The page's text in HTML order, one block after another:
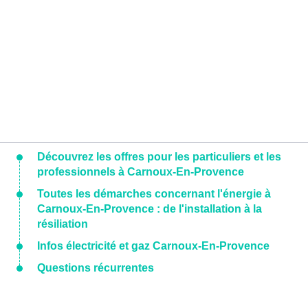
Découvrez les offres pour les particuliers et les
professionnels à Carnoux-En-Provence
Toutes les démarches concernant l'énergie à
Carnoux-En-Provence : de l'installation à la
résiliation
Infos électricité et gaz Carnoux-En-Provence
Questions récurrentes